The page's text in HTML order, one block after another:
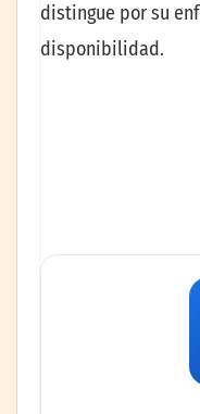
distingue por su
disponibilidad.